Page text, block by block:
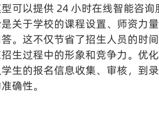
可以提供 24 小时在线智能咨询
关于学校的课程设置、师资力
。这不仅节省了招生人员的时
生过程中的形象和竞争力。优
生的报名信息收集、审核，到
确性。